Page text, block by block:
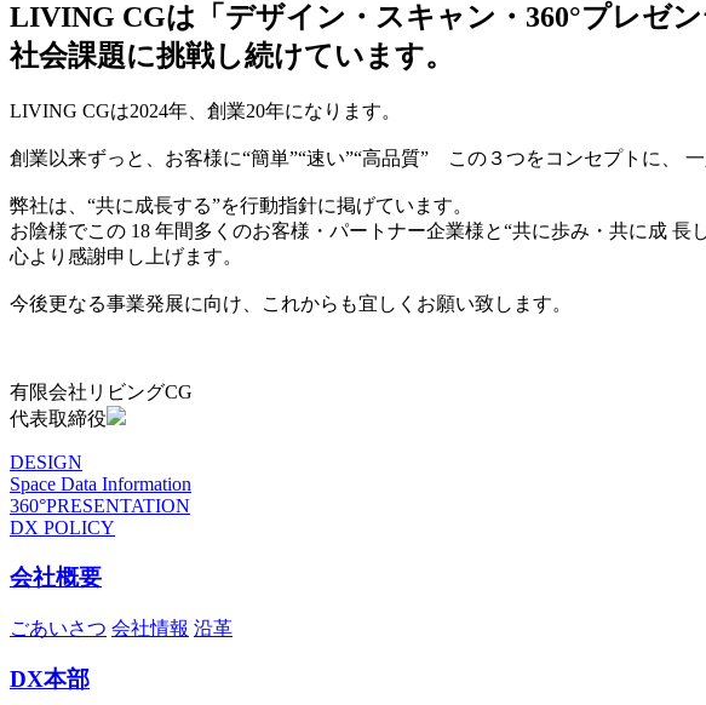
LIVING CGは「デザイン・スキャン・360°プレゼ
社会課題に挑戦し続けています。
LIVING CGは2024年、創業20年になります。
創業以来ずっと、お客様に“簡単”“速い”“高品質” この３つをコンセプトに、
弊社は、“共に成長する”を行動指針に掲げています。
お陰様でこの 18 年間多くのお客様・パートナー企業様と“共に歩み・共に成 長
心より感謝申し上げます。
今後更なる事業発展に向け、これからも宜しくお願い致します。
有限会社リビングCG
代表取締役
DESIGN
Space Data Information
360°PRESENTATION
DX POLICY
会社概要
ごあいさつ 会社情報 沿革
DX本部